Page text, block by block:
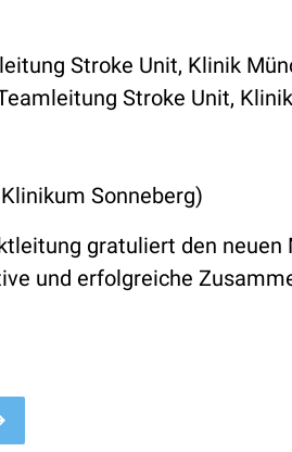
Stroke Unit, Klinik
Stroke Unit,
Sonneberg)
gratuliert den
und erfolgreiche